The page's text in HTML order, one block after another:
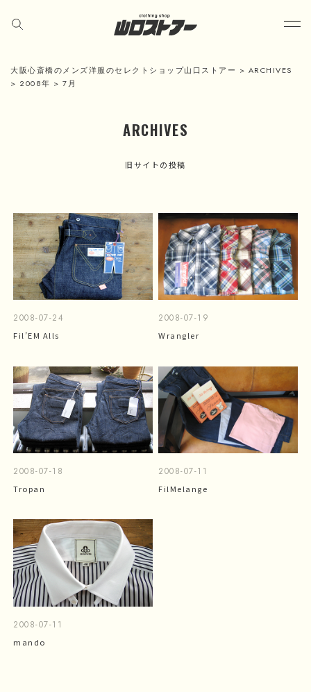
大阪心斎橋のメンズ洋服のセレクトショップ山口ストアー > ARCHIVES
> 2008年 > 7月
ARCHIVES
旧サイトの投稿
2008-07-24
Fil’EM Alls
2008-07-19
Wrangler
2008-07-18
Tropan
2008-07-11
FilMelange
2008-07-11
mando